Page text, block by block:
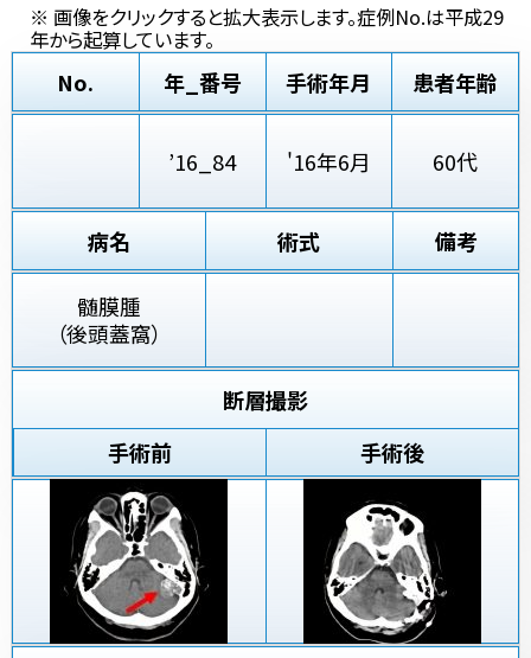
※ 画像をクリックすると拡大表示します。症例No.は平成29
年から起算しています。
No. 年_番号 手術年月 患者年齢
’16_84 '16年6月 60代
病名 術式 備考
髄膜腫
（後頭蓋窩）
断層撮影
手術前
手術後